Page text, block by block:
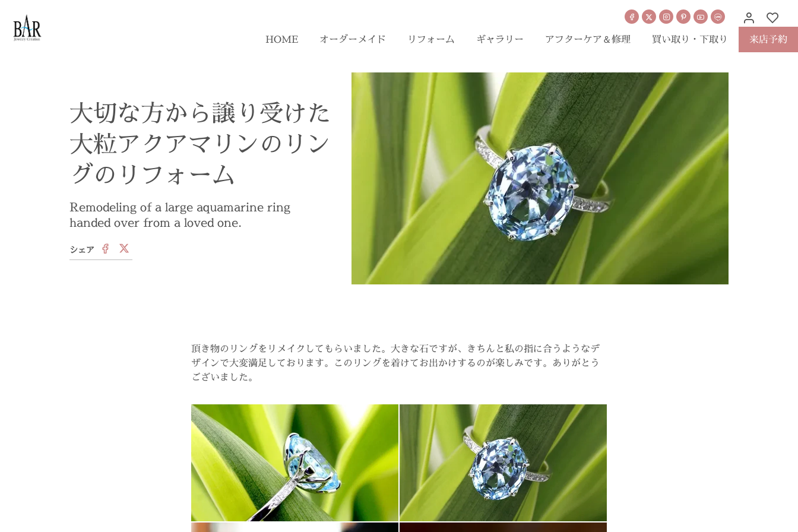
HOME オーダーメイド リフォーム ギャラリー アフターケア＆修理 買い取り・下取り 来店予約
大切な方から譲り受けた
大粒アクアマリンのリン
グのリフォーム
Remodeling of a large aquamarine ring
handed over from a loved one.
シェア
頂き物のリングをリメイクしてもらいました。大きな石ですが、きちんと私の指に合うようなデ
ザインで大変満足しております。このリングを着けてお出かけするのが楽しみです。ありがとう
ございました。